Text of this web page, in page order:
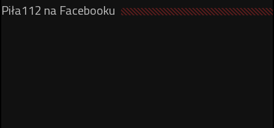
Piła112 na Facebooku